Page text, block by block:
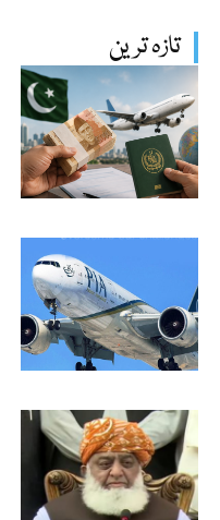
تازہ ترین